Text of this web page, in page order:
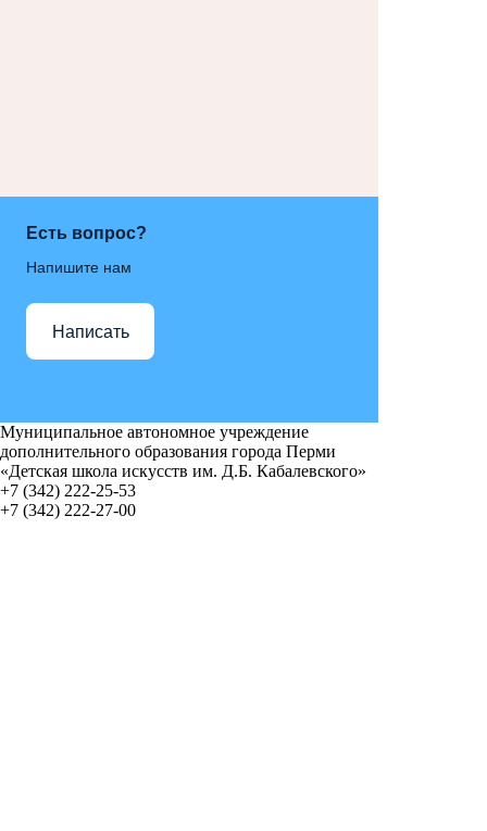
Есть вопрос?
Напишите нам
Написать
Муниципальное автономное учреждение
дополнительного образования города Перми
«Детская школа искусств им. Д.Б. Кабалевского»
+7 (342) 222-25-53
+7 (342) 222-27-00